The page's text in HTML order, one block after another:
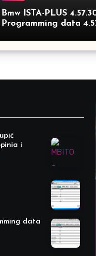
Bmw ISTA-PLUS
Programming data
i
data